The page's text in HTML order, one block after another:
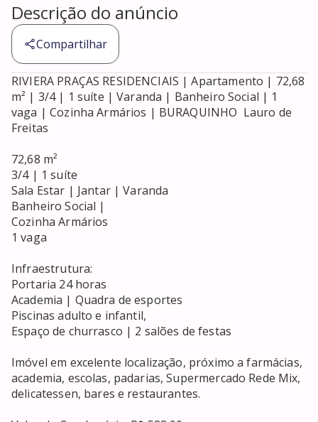
Descrição do anúncio
Compartilhar
RIVIERA PRAÇAS RESIDENCIAIS | Apartamento | 72,68
m² | 3/4 | 1 suíte | Varanda | Banheiro Social | 1
vaga | Cozinha Armários | BURAQUINHO  Lauro de
Freitas
72,68 m²
3/4 | 1 suíte
Sala Estar | Jantar | Varanda
Banheiro Social |
Cozinha Armários
1 vaga
Infraestrutura:
Portaria 24 horas
Academia | Quadra de esportes
Piscinas adulto e infantil,
Espaço de churrasco | 2 salões de festas
Imóvel em excelente localização, próximo a farmácias,
academia, escolas, padarias, Supermercado Rede Mix,
delicatessen, bares e restaurantes.